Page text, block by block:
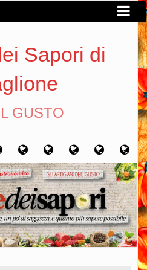
Sapori di
GUSTO
Home Chi
sono
Artigiani
del
gusto
Viaggi
del
gusto
Filosofia
del
gusto